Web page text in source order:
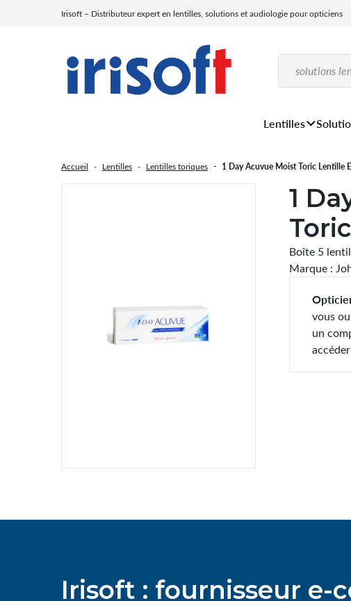
Irisoft – Distributeur expert en lentilles, solutions et audiologie pour opticiens
Lentilles
Accueil Lentilles Lentilles toriques 1 Day Acuvue Moist Toric Lentille
1
Boîte 5
Marque :
vous
un
Irisoft : fournisseur e-